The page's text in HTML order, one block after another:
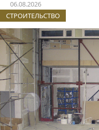
06.08.2026
СТРОИТЕЛЬСТВО